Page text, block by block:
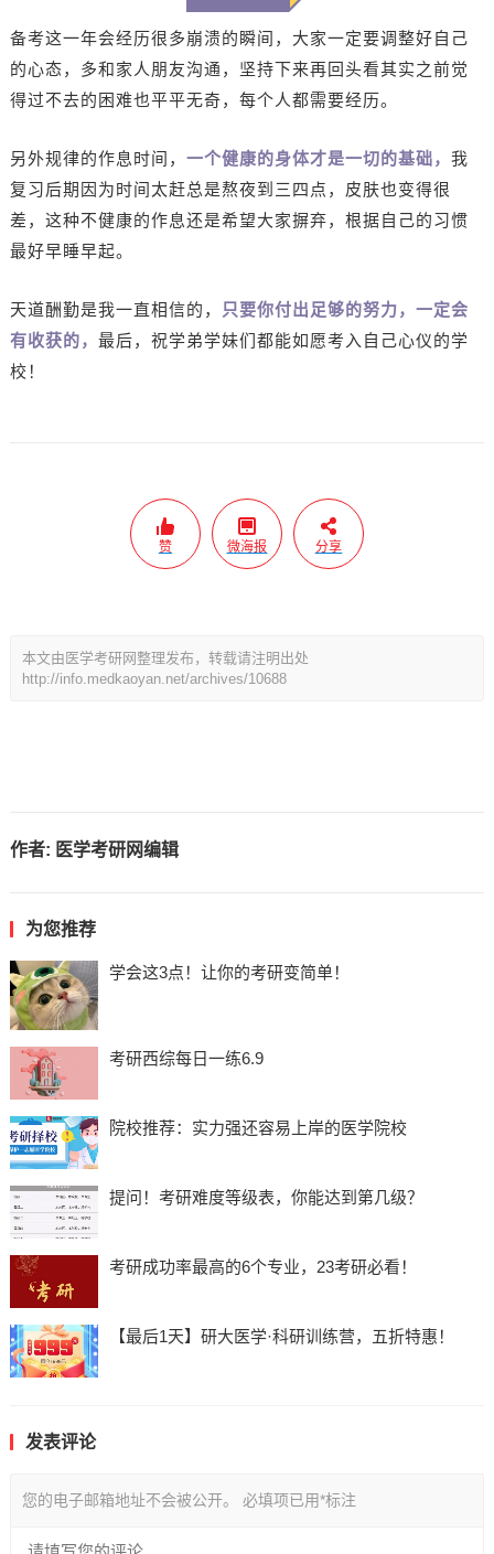
备考这一年会经历很多崩溃的瞬间，大家一定要调整好自己
的心态，多和家人朋友沟通，坚持下来再回头看其实之前觉
得过不去的困难也平平无奇，每个人都需要经历。
另外规律的作息时间， 一个健康的身体才是一切的基础， 我
复习后期因为时间太赶总是熬夜到三四点，皮肤也变得很
差，这种不健康的作息还是希望大家摒弃，根据自己的习惯
最好早睡早起。
天道酬勤是我一直相信的，
只要你付出足够的努力，一定会
有收获的， 最后，祝学弟学妹们都能如愿考入自己心仪的学
校！
赞 微海报 分享
本文由医学考研网整理发布，转载请注明出处
http://info.medkaoyan.net/archives/10688
作者: 医学考研网编辑
为您推荐
学会这3点！让你的考研变简单！
考研西综每日一练6.9
院校推荐：实力强还容易上岸的医学院校
提问！考研难度等级表，你能达到第几级？
考研成功率最高的6个专业，23考研必看！
【最后1天】研大医学·科研训练营，五折特惠！
发表评论
您的电子邮箱地址不会被公开。 必填项已用*标注